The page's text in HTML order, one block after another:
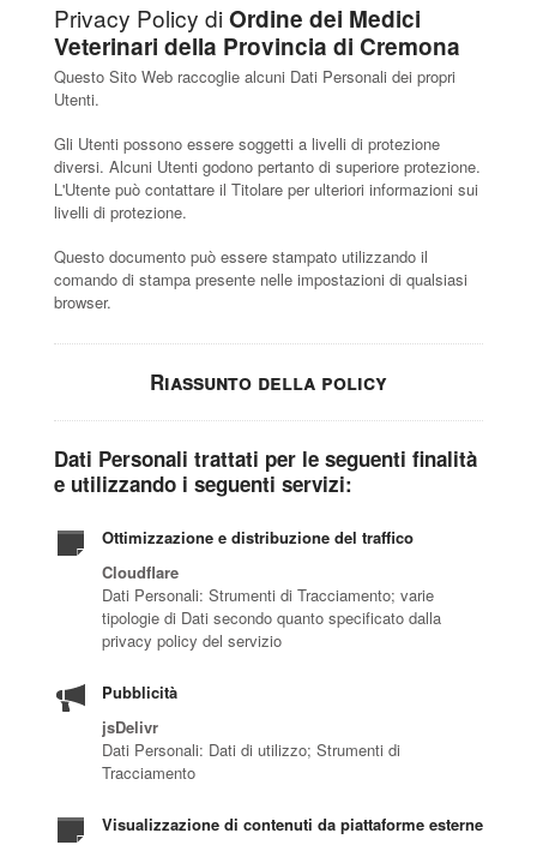
Privacy Policy di Ordine dei Medici
Veterinari della Provincia di Cremona
Questo Sito Web raccoglie alcuni Dati Personali dei propri
Utenti.
Gli Utenti possono essere soggetti a livelli di protezione
diversi. Alcuni Utenti godono pertanto di superiore protezione.
L'Utente può contattare il Titolare per ulteriori informazioni sui
livelli di protezione.
Questo documento può essere stampato utilizzando il
comando di stampa presente nelle impostazioni di qualsiasi
browser.
Riassunto della policy
Dati Personali trattati per le seguenti finalità
e utilizzando i seguenti servizi:
Ottimizzazione e distribuzione del traffico
Cloudflare
Dati Personali: Strumenti di Tracciamento; varie
tipologie di Dati secondo quanto specificato dalla
privacy policy del servizio
Pubblicità
jsDelivr
Dati Personali: Dati di utilizzo; Strumenti di
Tracciamento
Visualizzazione di contenuti da piattaforme esterne